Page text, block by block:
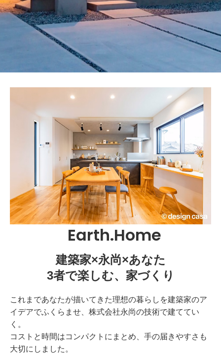
Earth.Home
建築家×永尚×あなた
3者で楽しむ、家づくり
これまであなたが描いてきた理想の暮らしを建築家のア
イデアでふくらませ、株式会社永尚の技術で建ててい
く。
コストと時間はコンパクトにまとめ、手の届きやすさも
大切にしました。